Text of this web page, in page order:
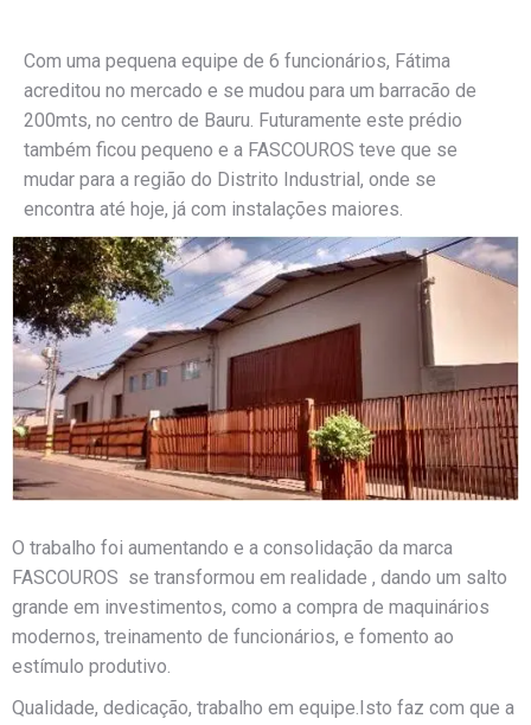
Com uma pequena equipe de 6 funcionários, Fátima
acreditou no mercado e se mudou para um barracão de
200mts, no centro de Bauru. Futuramente este prédio
também ficou pequeno e a FASCOUROS teve que se
mudar para a região do Distrito Industrial, onde se
encontra até hoje, já com instalações maiores.
O trabalho foi aumentando e a consolidação da marca
FASCOUROS se transformou em realidade , dando um salto
grande em investimentos, como a compra de maquinários
modernos, treinamento de funcionários, e fomento ao
estímulo produtivo.
Qualidade, dedicação, trabalho em equipe.Isto faz com que a